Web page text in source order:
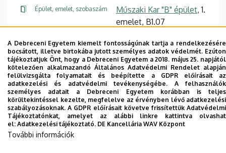
Épület, emelet, szobaszám Műszaki Kar "B" épület, 1.
emelet, B1.07
Weboldal
Dolgozói adatmódosítás igénylése a DE
telefonkönyvében| Külső személyek rögzítése a
DE telefonkönyvében
A Debreceni Egyetem kiemelt fontosságúnak tartja a rendelkezésére
bocsátott, illetve birtokába jutott személyes adatok védelmét. Ezúton
tájékoztatjuk Önt, hogy a Debreceni Egyetem a 2018. május 25. napjától
kötelezően alkalmazandó Általános Adatvédelmi Rendelet alapján
felülvizsgálta folyamatait és beépítette a GDPR előírásait az
adatkezelési és adatvédelmi tevékenységébe. A felhasználók
személyes adatait a Debreceni Egyetem korábban is teljes
körültekintéssel kezelte, megfelelve az érvényben lévő adatkezelési
szabályozásoknak. A GDPR előírásait követve frissítettük Adatvédelmi
Tájékoztatónkat, amelyet az alábbi linkre kattintva olvashat
el: Adatkezelési tájékoztató. DE Kancellária WAV Központ
További információk